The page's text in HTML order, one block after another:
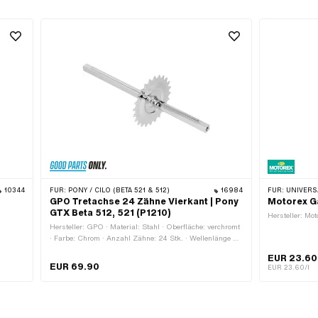
10344 FÜR: PONY / CILO (BETA 521 & 512) 16984
GPO Tretachse 24 Zähne Vierkant | Pony
GTX Beta 512, 521 (P1210)
Hersteller: GPO · Material: Stahl · Oberfläche: verchromt
· Farbe: Chrom · Anzahl Zähne: 24 Stk. · Wellenlänge ab
EUR 69.90
FÜR: UNIVERSAL · PUCH · SACHS ·
Motorex
Hersteller:
EUR 23.60
EUR 23.60/l